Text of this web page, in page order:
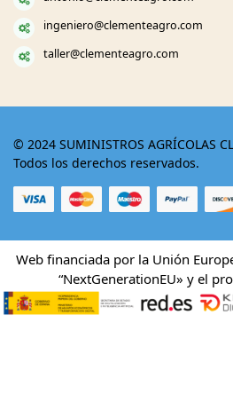
ingeniero@clementeagro.com
taller@clementeagro.com
© 2024 SUMINISTROS AGRÍCOLAS
Todos los derechos reservados.
Web financiada por la Unión
“NextGenerationEU» y el